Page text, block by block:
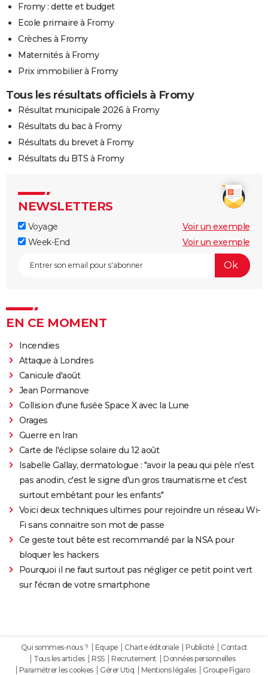
Fromy : dette et budget
Ecole primaire à Fromy
Crèches à Fromy
Maternités à Fromy
Prix immobilier à Fromy
Tous les résultats officiels à Fromy
Résultat municipale 2026 à Fromy
Résultats du bac à Fromy
Résultats du brevet à Fromy
Résultats du BTS à Fromy
NEWSLETTERS
Voyage
Voir un exemple
Week-End
Voir un exemple
EN CE MOMENT
Incendies
Attaque à Londres
Canicule d'août
Jean Pormanove
Collision d'une fusée Space X avec la Lune
Orages
Guerre en Iran
Carte de l'éclipse solaire du 12 août
Isabelle Gallay, dermatologue : "avoir la peau qui pèle n'est
pas anodin, c'est le signe d'un gros traumatisme et c'est
surtout embêtant pour les enfants"
Voici deux techniques ultimes pour rejoindre un réseau Wi-
Fi sans connaitre son mot de passe
Ce geste tout bête est recommandé par la NSA pour
bloquer les hackers
Pourquoi il ne faut surtout pas négliger ce petit point vert
sur l'écran de votre smartphone
Qui sommes-nous ? Equipe Charte éditoriale Publicité
Contact
Tous les articles
RSS Recrutement
Données personnelles
Paramétrer les cookies
Gérer Utiq Mentions légales Groupe Figaro